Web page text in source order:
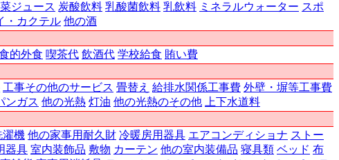
ジュース 炭酸飲料 乳酸菌飲料 乳飲料 ミネラルウォーター スポ
・カクテル 他の酒
的外食 喫茶代 飲酒代 学校給食 賄い費
工事その他のサービス 畳替え 給排水関係工事費 外壁・塀等工事費
ンガス 他の光熱 灯油 他の光熱のその他
上下水道料
濯機 他の家事用耐久財 冷暖房用器具 エアコンディショナ ストー
器具 室内装飾品 敷物 カーテン 他の室内装備品 寝具類 ベッド 布